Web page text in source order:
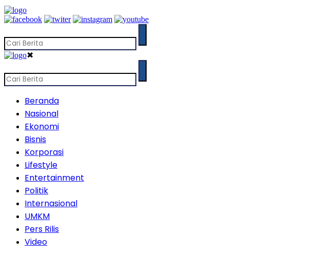
✖
Beranda
Nasional
Ekonomi
Bisnis
Korporasi
Lifestyle
Entertainment
Politik
Internasional
UMKM
Pers Rilis
Video